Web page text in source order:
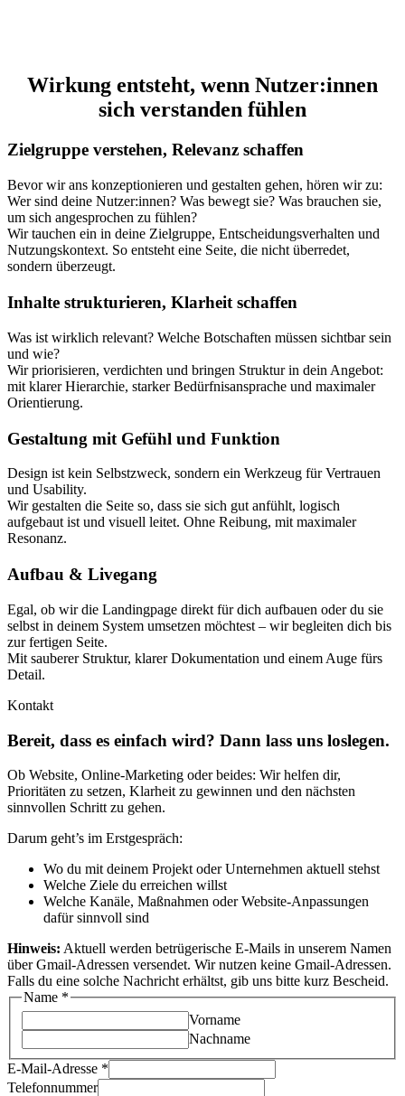
Wirkung entsteht, wenn Nutzer:innen
sich verstanden fühlen
Zielgruppe verstehen, Relevanz schaffen
Bevor wir ans konzeptionieren und gestalten gehen, hören wir zu:
Wer sind deine Nutzer:innen? Was bewegt sie? Was brauchen sie,
um sich angesprochen zu fühlen?
Wir tauchen ein in deine Zielgruppe, Entscheidungsverhalten und
Nutzungskontext. So entsteht eine Seite, die nicht überredet,
sondern überzeugt.
Inhalte strukturieren, Klarheit schaffen
Was ist wirklich relevant? Welche Botschaften müssen sichtbar sein
und wie?
Wir priorisieren, verdichten und bringen Struktur in dein Angebot:
mit klarer Hierarchie, starker Bedürfnisansprache und maximaler
Orientierung.
Gestaltung mit Gefühl und Funktion
Design ist kein Selbstzweck, sondern ein Werkzeug für Vertrauen
und Usability.
Wir gestalten die Seite so, dass sie sich gut anfühlt, logisch
aufgebaut ist und visuell leitet. Ohne Reibung, mit maximaler
Resonanz.
Aufbau & Livegang
Egal, ob wir die Landingpage direkt für dich aufbauen oder du sie
selbst in deinem System umsetzen möchtest – wir begleiten dich bis
zur fertigen Seite.
Mit sauberer Struktur, klarer Dokumentation und einem Auge fürs
Detail.
Kontakt
Bereit, dass es einfach wird? Dann lass uns loslegen.
Ob Website, Online-Marketing oder beides: Wir helfen dir,
Prioritäten zu setzen, Klarheit zu gewinnen und den nächsten
sinnvollen Schritt zu gehen.
Darum geht’s im Erstgespräch:
Wo du mit deinem Projekt oder Unternehmen aktuell stehst
Welche Ziele du erreichen willst
Welche Kanäle, Maßnahmen oder Website-Anpassungen
dafür sinnvoll sind
Hinweis: Aktuell werden betrügerische E-Mails in unserem Namen
über Gmail-Adressen versendet. Wir nutzen keine Gmail-Adressen.
Falls du eine solche Nachricht erhältst, gib uns bitte kurz Bescheid.
Name *
Vorname
Nachname
E-Mail-Adresse *
Telefonnummer